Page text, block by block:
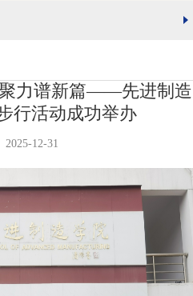
力谱新篇——先进制造
行活动成功举办
2025-12-31